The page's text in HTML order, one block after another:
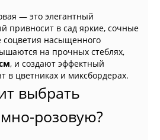
— это элегантный
привносит в сад яркие, сочные
соцветия насыщенного
на прочных стеблях,
, и создают эффектный
в цветниках и миксбордерах.
выбрать
розовую?